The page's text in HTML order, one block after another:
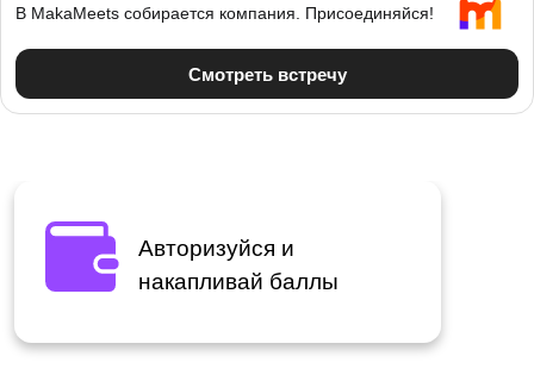
Авторизуйся и
накапливай баллы